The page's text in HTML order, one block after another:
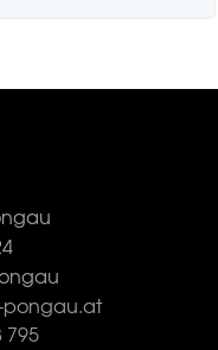
pongau.at
795